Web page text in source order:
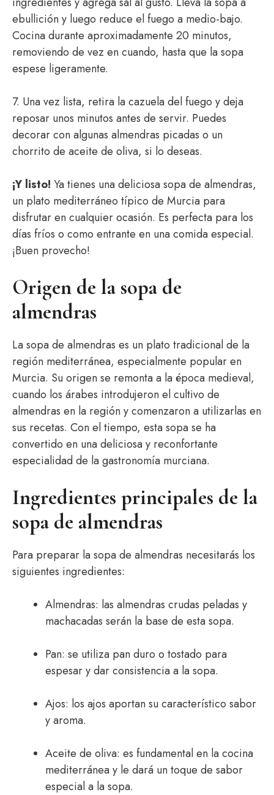
ebullición y luego reduce el fuego a medio-bajo.
Cocina durante aproximadamente 20 minutos,
removiendo de vez en cuando, hasta que la sopa
espese ligeramente.
7. Una vez lista, retira la cazuela del fuego y deja
reposar unos minutos antes de servir. Puedes
decorar con algunas almendras picadas o un
chorrito de aceite de oliva, si lo deseas.
¡Y listo! Ya tienes una deliciosa sopa de almendras,
un plato mediterráneo típico de Murcia para
disfrutar en cualquier ocasión. Es perfecta para los
días fríos o como entrante en una comida especial.
¡Buen provecho!
Origen de la sopa de
almendras
La sopa de almendras es un plato tradicional de la
región mediterránea, especialmente popular en
Murcia. Su origen se remonta a la época medieval,
cuando los árabes introdujeron el cultivo de
almendras en la región y comenzaron a utilizarlas en
sus recetas. Con el tiempo, esta sopa se ha
convertido en una deliciosa y reconfortante
especialidad de la gastronomía murciana.
Ingredientes principales de la
sopa de almendras
Para preparar la sopa de almendras necesitarás los
siguientes ingredientes:
Almendras: las almendras crudas peladas y
machacadas serán la base de esta sopa.
Pan: se utiliza pan duro o tostado para
espesar y dar consistencia a la sopa.
Ajos: los ajos aportan su característico sabor
y aroma.
Aceite de oliva: es fundamental en la cocina
mediterránea y le dará un toque de sabor
especial a la sopa.